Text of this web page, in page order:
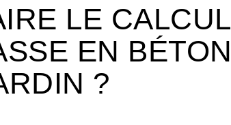
LE CALCUL
EN BÉTON
?